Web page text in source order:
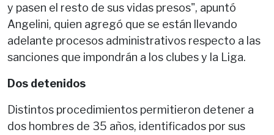
y pasen el resto de sus vidas presos", apuntó
Angelini, quien agregó que se están llevando
adelante procesos administrativos respecto a las
sanciones que impondrán a los clubes y la Liga.
Dos detenidos
Distintos procedimientos permitieron detener a
dos hombres de 35 años, identificados por sus